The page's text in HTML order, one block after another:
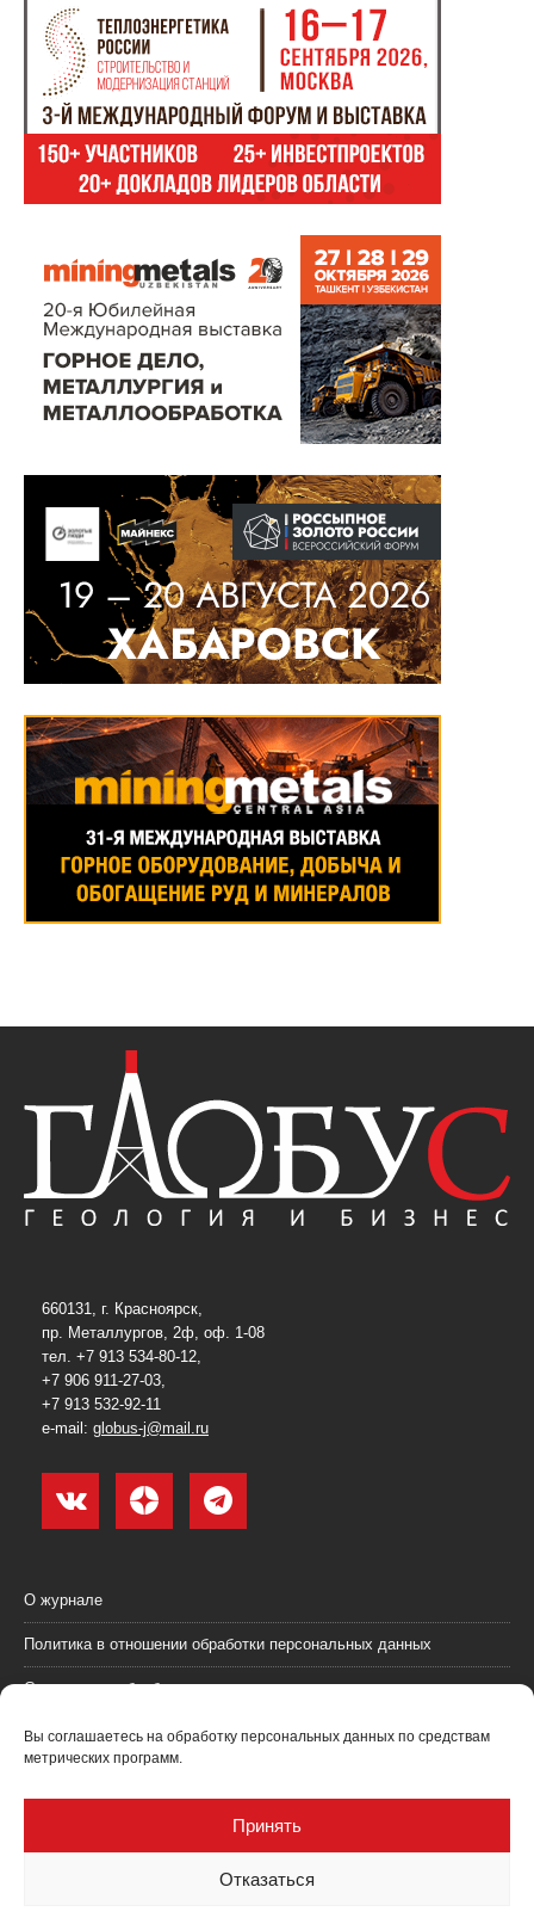
Вы соглашаетесь на обработку персональных данных по средствам
метрических программ.
Принять
Отказаться
660131, г. Красноярск,
пр. Металлургов, 2ф, оф. 1-08
тел. +7 913 534-80-12,
+7 906 911-27-03,
+7 913 532-92-11
e-mail: globus-j@mail.ru
О журнале
Политика в отношении обработки персональных данных
Согласие на обработку персональных данных
Пользовательское соглашение (оферта)